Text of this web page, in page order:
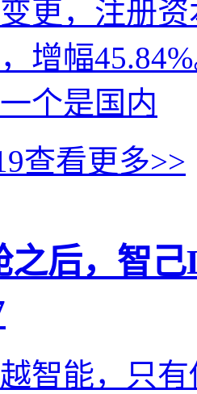
更，注册
增幅
个是国内
查看更多>>
之后，智
智能，只